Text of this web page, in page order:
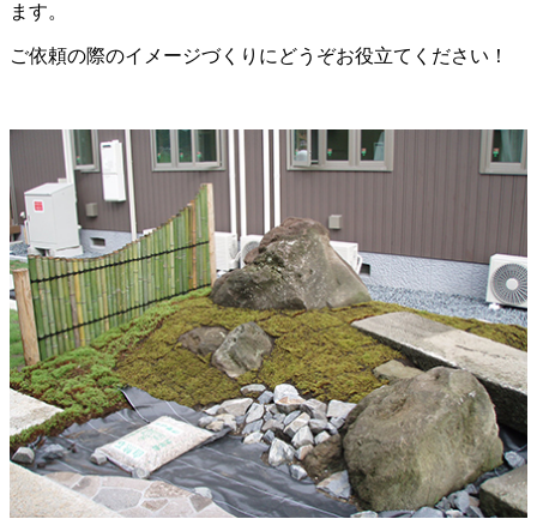
ます。
ご依頼の際のイメージづくりにどうぞお役立てください！